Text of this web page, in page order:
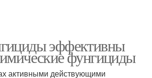
эффективны
фунгициды
активными действующими